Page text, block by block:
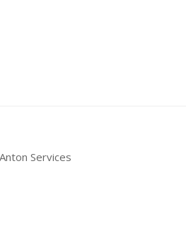
Services